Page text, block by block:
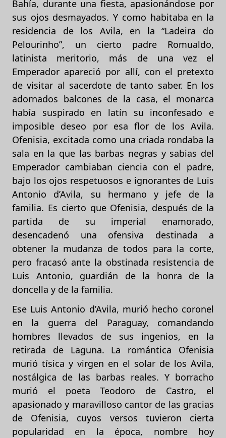
Bahía, durante una fiesta, apasionándose por
sus ojos desmayados. Y como habitaba en la
residencia de los Avila, en la “Ladeira do
Pelourinho”, un cierto padre Romualdo,
latinista meritorio, más de una vez el
Emperador apareció por allí, con el pretexto
de visitar al sacerdote de tanto saber. En los
adornados balcones de la casa, el monarca
había suspirado en latín su inconfesado e
imposible deseo por esa flor de los Avila.
Ofenisia, excitada como una criada rondaba la
sala en la que las barbas negras y sabias del
Emperador cambiaban ciencia con el padre,
bajo los ojos respetuosos e ignorantes de Luis
Antonio d’Avila, su hermano y jefe de la
familia. Es cierto que Ofenisia, después de la
partida de su imperial enamorado,
desencadenó una ofensiva destinada a
obtener la mudanza de todos para la corte,
pero fracasó ante la obstinada resistencia de
Luis Antonio, guardián de la honra de la
doncella y de la familia.
Ese Luis Antonio d’Avila, murió hecho coronel
en la guerra del Paraguay, comandando
hombres llevados de sus ingenios, en la
retirada de Laguna. La romántica Ofenisia
murió tísica y virgen en el solar de los Avila,
nostálgica de las barbas reales. Y borracho
murió el poeta Teodoro de Castro, el
apasionado y maravilloso cantor de las gracias
de Ofenisia, cuyos versos tuvieron cierta
popularidad en la época, nombre hoy